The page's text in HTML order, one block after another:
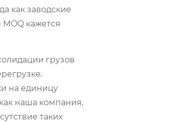
как заводские
кажется
грузов
на единицу
наша компания,
таких